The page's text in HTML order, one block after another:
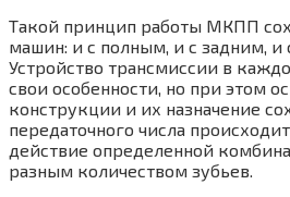
Такой принцип работы МКПП
машин: и с полным, и с задним,
Устройство трансмиссии в
свои особенности, но при этом
конструкции и их назначение
передаточного числа
действие определенной
разным количеством зубьев.